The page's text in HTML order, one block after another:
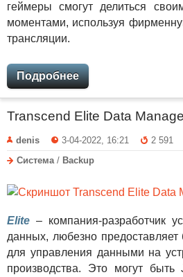
геймеры смогут делиться
моментами, используя
трансляции.
Подробнее
Transcend Elite Data
denis 3-04-2022, 16:21
2 591
Система / Backup
Elite – компания-разработчик
данных, любезно
для управления данными на
производства. Это могут